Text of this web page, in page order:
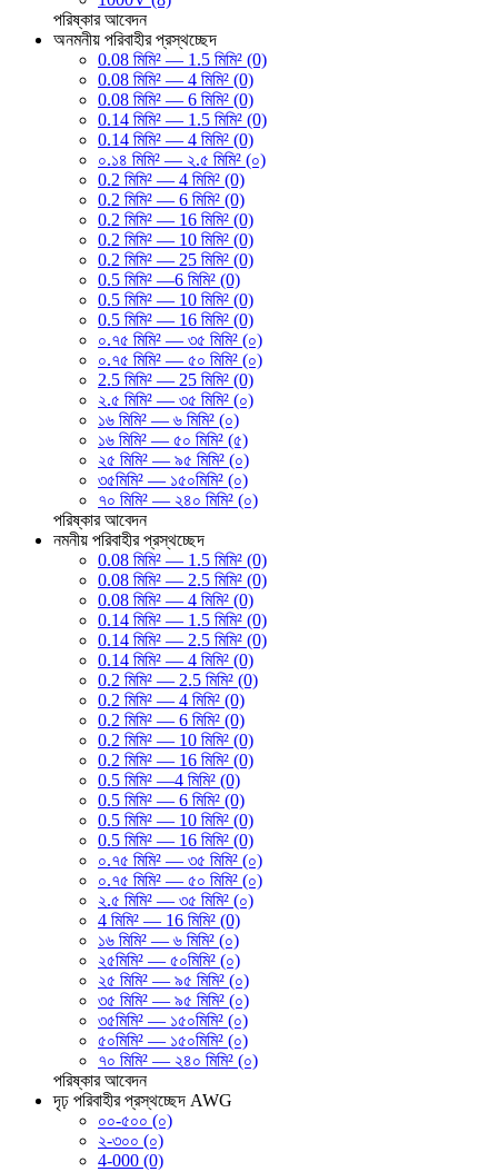
পরিষ্কার আবেদন
অনমনীয় পরিবাহীর প্রস্থচ্ছেদ
0.08 মিমি² — 1.5 মিমি² (0)
0.08 মিমি² — 4 মিমি² (0)
0.08 মিমি² — 6 মিমি² (0)
0.14 মিমি² — 1.5 মিমি² (0)
0.14 মিমি² — 4 মিমি² (0)
০.১৪ মিমি² — ২.৫ মিমি² (০)
0.2 মিমি² — 4 মিমি² (0)
0.2 মিমি² — 6 মিমি² (0)
0.2 মিমি² — 16 মিমি² (0)
0.2 মিমি² — 10 মিমি² (0)
0.2 মিমি² — 25 মিমি² (0)
0.5 মিমি² —6 মিমি² (0)
0.5 মিমি² — 10 মিমি² (0)
0.5 মিমি² — 16 মিমি² (0)
০.৭৫ মিমি² — ৩৫ মিমি² (০)
০.৭৫ মিমি² — ৫০ মিমি² (০)
2.5 মিমি² — 25 মিমি² (0)
২.৫ মিমি² — ৩৫ মিমি² (০)
১৬ মিমি² — ৬ মিমি² (০)
১৬ মিমি² — ৫০ মিমি² (৫)
২৫ মিমি² — ৯৫ মিমি² (০)
৩৫মিমি² — ১৫০মিমি² (০)
৭০ মিমি² — ২৪০ মিমি² (০)
পরিষ্কার আবেদন
নমনীয় পরিবাহীর প্রস্থচ্ছেদ
0.08 মিমি² — 1.5 মিমি² (0)
0.08 মিমি² — 2.5 মিমি² (0)
0.08 মিমি² — 4 মিমি² (0)
0.14 মিমি² — 1.5 মিমি² (0)
0.14 মিমি² — 2.5 মিমি² (0)
0.14 মিমি² — 4 মিমি² (0)
0.2 মিমি² — 2.5 মিমি² (0)
0.2 মিমি² — 4 মিমি² (0)
0.2 মিমি² — 6 মিমি² (0)
0.2 মিমি² — 10 মিমি² (0)
0.2 মিমি² — 16 মিমি² (0)
0.5 মিমি² —4 মিমি² (0)
0.5 মিমি² — 6 মিমি² (0)
0.5 মিমি² — 10 মিমি² (0)
0.5 মিমি² — 16 মিমি² (0)
০.৭৫ মিমি² — ৩৫ মিমি² (০)
০.৭৫ মিমি² — ৫০ মিমি² (০)
২.৫ মিমি² — ৩৫ মিমি² (০)
4 মিমি² — 16 মিমি² (0)
১৬ মিমি² — ৬ মিমি² (০)
২৫মিমি² — ৫০মিমি² (০)
২৫ মিমি² — ৯৫ মিমি² (০)
৩৫ মিমি² — ৯৫ মিমি² (০)
৩৫মিমি² — ১৫০মিমি² (০)
৫০মিমি² — ১৫০মিমি² (০)
৭০ মিমি² — ২৪০ মিমি² (০)
পরিষ্কার আবেদন
দৃঢ় পরিবাহীর প্রস্থচ্ছেদ AWG
০০-৫০০ (০)
২-৩০০ (০)
4-000 (0)